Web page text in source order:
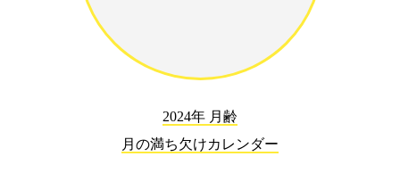
2024年 月齢
月の満ち欠けカレンダー